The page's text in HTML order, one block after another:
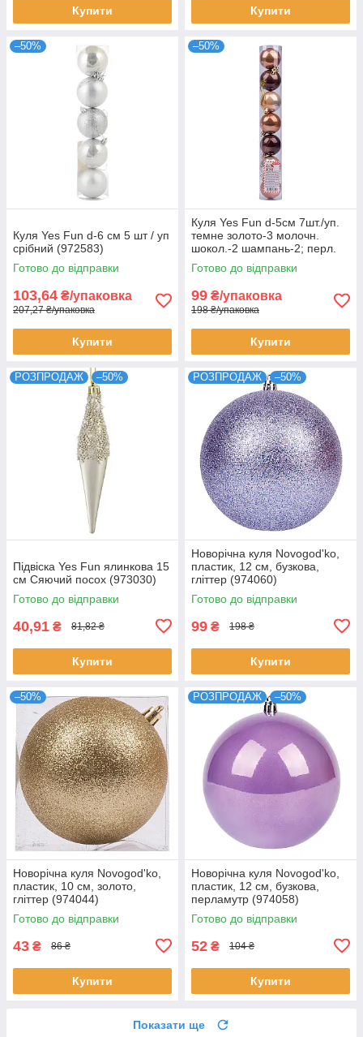
Купити Купити
–50%
Куля Yes Fun d-6 cм 5 шт / уп
срібний (972583)
Готово до відправки
103,64 ₴/упаковка
207,27 ₴/упаковка
Купити
–50%
Куля Yes Fun d-5см 7шт./уп.
темне золото-3 молочн.
шокол.-2 шампань-2; перл.
(973577)
Готово до відправки
99 ₴/упаковка
198 ₴/упаковка
Купити
РОЗПРОДАЖ –50%
Підвіска Yes Fun ялинкова 15
см Сяючий посох (973030)
Готово до відправки
40,91 ₴ 81,82 ₴
Купити
РОЗПРОДАЖ –50%
Новорічна куля Novogod'ko,
пластик, 12 cм, бузкова,
гліттер (974060)
Готово до відправки
99 ₴ 198 ₴
Купити
–50%
Новорічна куля Novogod'ko,
пластик, 10 cм, золото,
гліттер (974044)
Готово до відправки
43 ₴ 86 ₴
Купити
РОЗПРОДАЖ –50%
Новорічна куля Novogod'ko,
пластик, 12 cм, бузкова,
перламутр (974058)
Готово до відправки
52 ₴ 104 ₴
Купити
Показати ще